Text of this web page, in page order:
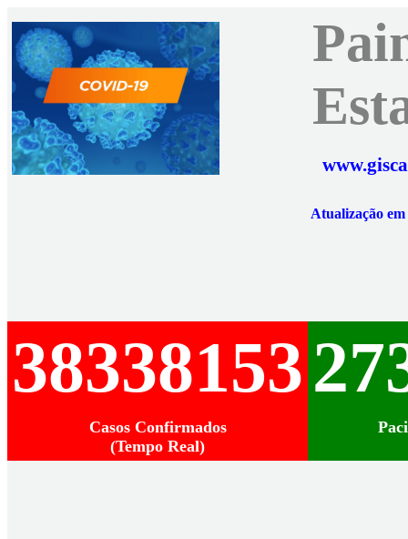
Atualização
38338153
Casos Confirmados
(Tempo Real)